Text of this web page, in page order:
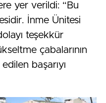
yer verildi: “Bu
İnme Ünitesi
teşekkür
çabalarının
başarıyı